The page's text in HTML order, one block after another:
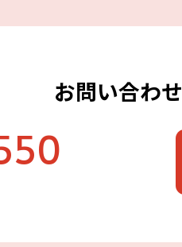
お問い合わせ